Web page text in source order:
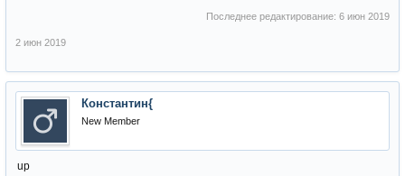
Последнее редактирование: 6 июн 2019
2 июн 2019
Константин{
New Member
up